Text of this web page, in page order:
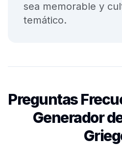
sea memorable y
temático.
Preguntas
Generador